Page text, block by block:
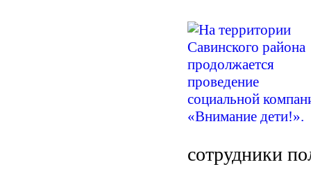
сотрудники